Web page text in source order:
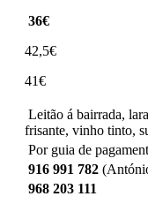
36€
42,5€
41€
Leitão á bairrada,
frisante, vinho tinto,
Por guia de
916 991 782
968 203 111